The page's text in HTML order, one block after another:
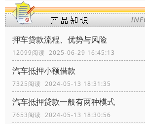
押车贷款流程、优势与风险
12099阅读 2025-06-29 16:45:13
汽车抵押小额借款
7325阅读 2024-05-13 18:31:35
汽车抵押贷款一般有两种模式
7653阅读 2024-05-13 18:30:56